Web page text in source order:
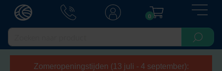
0
Zomeropeningstijden (13 juli - 4 september):